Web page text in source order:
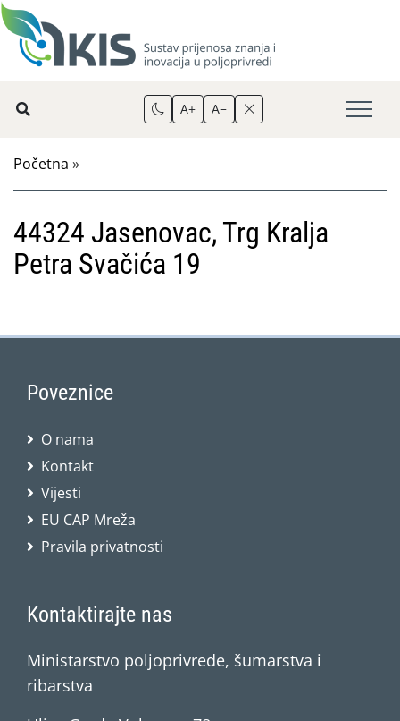
A+ A−
Početna »
44324 Jasenovac, Trg Kralja
Petra Svačića 19
Poveznice
O nama
Kontakt
Vijesti
EU CAP Mreža
Pravila privatnosti
Kontaktirajte nas
Ministarstvo poljoprivrede, šumarstva i
ribarstva